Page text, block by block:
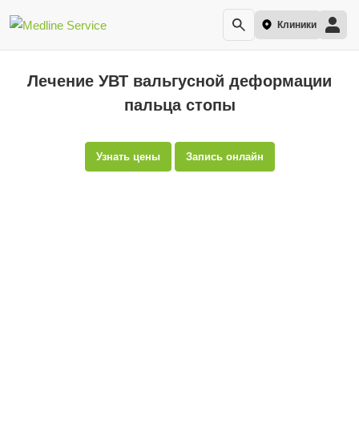
Клиники
Лечение УВТ вальгусной деформации
пальца стопы
Узнать цены Запись онлайн